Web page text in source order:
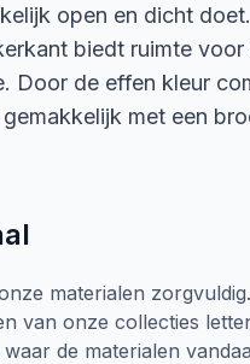
open en dicht
biedt ruimte voor
Door de effen kleur
met een
materialen
van onze collecties
de materialen